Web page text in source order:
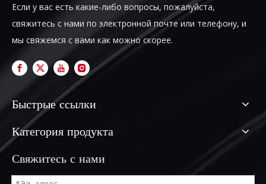
Если у вас есть какие-либо вопросы, пожалуйста,
свяжитесь с нами по электронной почте или телефону, и
мы свяжемся с вами как можно скорее.
Быстрые ссылки
Категория продукта
Свяжитесь с нами